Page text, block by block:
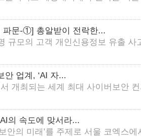
파문-①] 총알받이 전락한...
규모의 고객 개인신용정보 유출 사
안 업계, ‘AI 자...
개최되는 세계 최대 사이버보안 컨
의 속도에 맞서라...
안의 미래’를 주제로 서울 코엑스